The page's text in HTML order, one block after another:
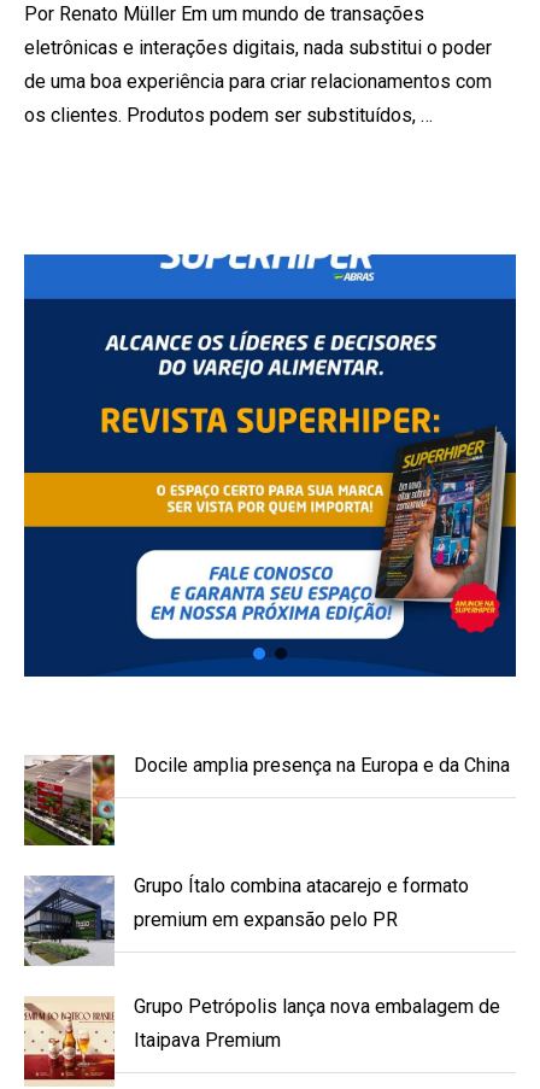
Por Renato Müller Em um mundo de transações
eletrônicas e interações digitais, nada substitui o poder
de uma boa experiência para criar relacionamentos com
os clientes. Produtos podem ser substituídos, …
Docile amplia presença na Europa e da China
Grupo Ítalo combina atacarejo e formato
premium em expansão pelo PR
Grupo Petrópolis lança nova embalagem de
Itaipava Premium